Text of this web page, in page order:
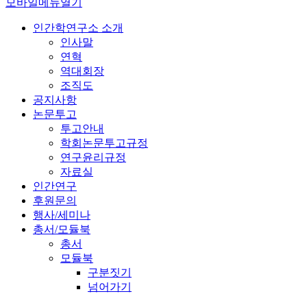
인간학연구소 소개
인사말
연혁
역대회장
조직도
공지사항
논문투고
투고안내
학회논문투고규정
연구윤리규정
자료실
인간연구
후원문의
행사/세미나
총서/모듈북
총서
모듈북
구분짓기
넘어가기